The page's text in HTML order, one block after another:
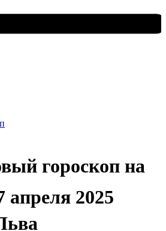
гороскоп на
апреля 2025